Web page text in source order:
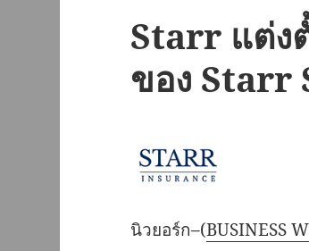
Starr แต่ง
ของ Starr
นิวยอร์ก–(BUSINESS